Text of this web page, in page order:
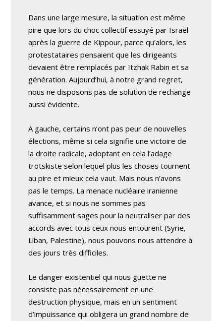
Dans une large mesure, la situation est même
pire que lors du choc collectif essuyé par Israël
après la guerre de Kippour, parce qu’alors, les
protestataires pensaient que les dirigeants
devaient être remplacés par Itzhak Rabin et sa
génération. Aujourd’hui, à notre grand regret,
nous ne disposons pas de solution de rechange
aussi évidente.
A gauche, certains n’ont pas peur de nouvelles
élections, même si cela signifie une victoire de
la droite radicale, adoptant en cela l’adage
trotskiste selon lequel plus les choses tournent
au pire et mieux cela vaut. Mais nous n’avons
pas le temps. La menace nucléaire iranienne
avance, et si nous ne sommes pas
suffisamment sages pour la neutraliser par des
accords avec tous ceux nous entourent (Syrie,
Liban, Palestine), nous pouvons nous attendre à
des jours très difficiles.
Le danger existentiel qui nous guette ne
consiste pas nécessairement en une
destruction physique, mais en un sentiment
d’impuissance qui obligera un grand nombre de